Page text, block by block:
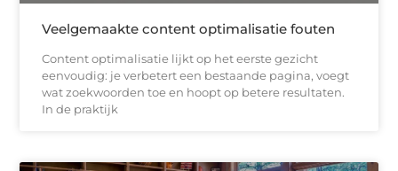
Veelgemaakte content optimalisatie fouten
Content optimalisatie lijkt op het eerste gezicht
eenvoudig: je verbetert een bestaande pagina, voegt
wat zoekwoorden toe en hoopt op betere resultaten.
In de praktijk